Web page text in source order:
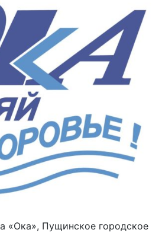
«Ока», Пущинское городское